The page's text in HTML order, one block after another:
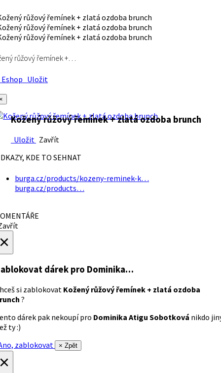
růžový řemínek +…
Uložit
Kožený růžový řemínek + zlatá ozdoba brunch
Uložit Zavřít
KDE TO SEHNAT
burga.cz/products/kozeny-reminek-k…
burga.cz/products…
dárek pro Dominika…
si zablokovat Kožený růžový řemínek + zlatá ozdoba
?
dárek pak nekoupí pro Dominika Atigu Sobotková nikdo
ty :)
zablokovat
× Zpět